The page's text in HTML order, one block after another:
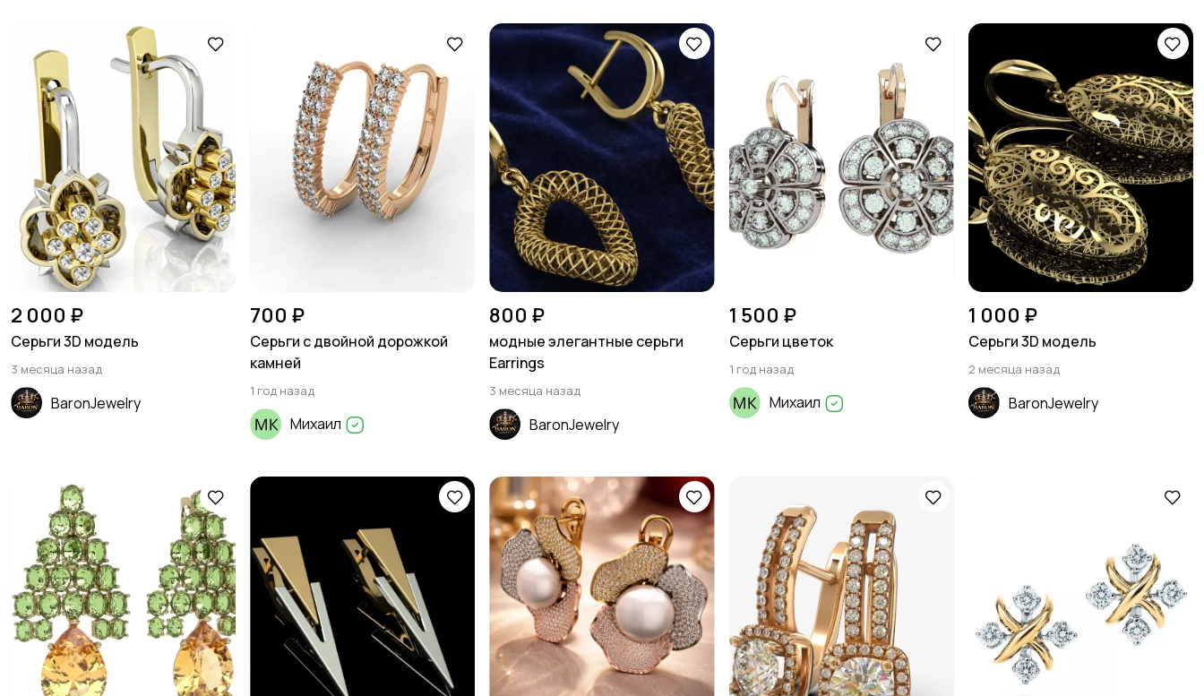
2 000 ₽
Серьги 3D модель
3 месяца назад
BaronJewelry
700 ₽
Серьги с двойной дорожкой
камней
1 год назад
Михаил
800 ₽
модные элегантные серьги
Earrings
3 месяца назад
BaronJewelry
1 500 ₽
Серьги цветок
1 год назад
Михаил
1 000 ₽
Серьги 3D модель
2 месяца назад
BaronJewelry